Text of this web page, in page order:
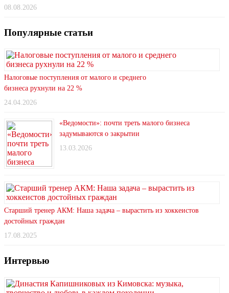
08.08.2026
Популярные статьи
Налоговые поступления от малого и среднего
бизнеса рухнули на 22 %
24.04.2026
«Ведомости»: почти треть малого бизнеса
задумываются о закрытии
13.03.2026
Старший тренер АКМ: Наша задача – вырастить из хоккеистов
достойных граждан
17.08.2025
Интервью